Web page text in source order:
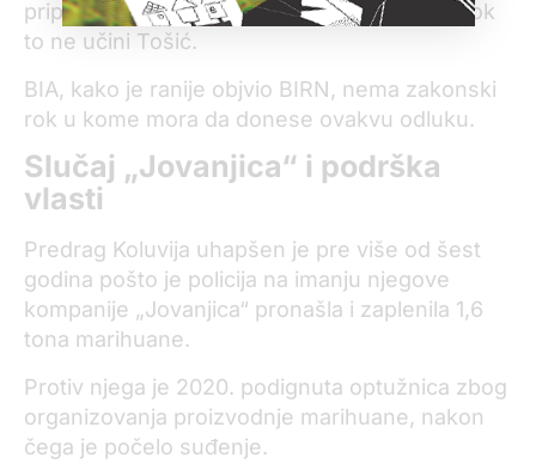
pripadnici službe neće da iznosa odbranu dok
to ne učini Tošić.
BIA, kako je ranije objvio BIRN, nema zakonski
rok u kome mora da donese ovakvu odluku.
Slučaj „Jovanjica“ i podrška
vlasti
Predrag Koluvija uhapšen je pre više od šest
godina pošto je policija na imanju njegove
kompanije „Jovanjica“ pronašla i zaplenila 1,6
tona marihuane.
Protiv njega je 2020. podignuta optužnica zbog
organizovanja proizvodnje marihuane, nakon
čega je počelo suđenje.